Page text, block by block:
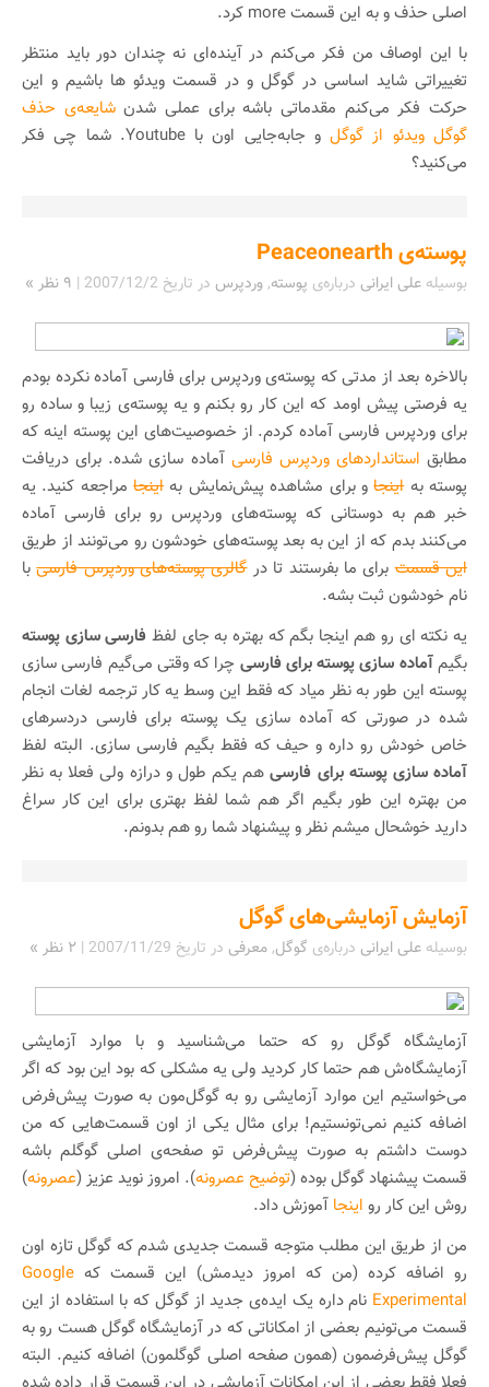
اصلی حذف و به این قسمت more کرد.
با این اوصاف من فکر می‌کنم در آینده‌ای نه چندان دور باید منتظر
تغییراتی شاید اساسی در گوگل و در قسمت ویدئو ها باشیم و این
حرکت فکر می‌کنم مقدماتی باشه برای عملی شدنشایعه‌ی حذف
گوگل ویدئو از گوگل
و جابه‌جایی اون با Youtube. شما چی فکر
می‌کنید؟
پوسته‌ی Peaceonearth
بوسیله علی ایرانی درباره‌ی پوسته,وردپرس در تاریخ 2007/12/2
| ۹ نظر »
بالاخره بعد از مدتی که پوسته‌ی وردپرس برای فارسی آماده نکرده بودم
یه فرصتی پیش اومد که این کار رو بکنم و یه پوسته‌ی زیبا و ساده رو
برای وردپرس فارسی آماده کردم. از خصوصیت‌های این پوسته اینه که
مطابق استاندارد‌های وردپرس فارسی آماده سازی شده. برای دریافت
پوسته بهاینجاو برای مشاهده پیش‌نمایش به اینجامراجعه کنید. یه
خبر هم به دوستانی که پوسته‌های وردپرس رو برای فارسی آماده
می‌کنند بدم که از این به بعد پوسته‌های خودشون رو می‌تونند از طریق
این قسمتبرای ما بفرستند تا درگالری پوسته‌های وردپرس فارسیبا
نام خودشون ثبت بشه.
یه نکته ای رو هم اینجا بگم که بهتره به جای لفظ فارسی سازی پوسته
بگیمآماده سازی پوسته برای فارسی چرا که وقتی می‌گیم فارسی سازی
پوسته این طور به نظر میاد که فقط این وسط یه کار ترجمه لغات انجام
شده در صورتی که آماده سازی یک پوسته برای فارسی دردسر‌های
خاص خودش رو داره و حیف که فقط بگیم فارسی سازی. البته لفظ
آماده سازی پوسته برای فارسی هم یکم طول و درازه ولی فعلا به نظر
من بهتره این طور بگیم اگر هم شما لفظ بهتری برای این کار سراغ
دارید خوشحال میشم نظر و پیشنهاد شما رو هم بدونم.
آزمایش آزمایشی‌های گوگل
بوسیله علی ایرانی درباره‌ی گوگل,معرفی در تاریخ 2007/11/29
| ۲ نظر »
آزمایشگاه گوگل رو که حتما می‌شناسید و با موارد آزمایشی
آزمایشگاه‌ش هم حتما کار کردید ولی یه مشکلی که بود این بود که اگر
می‌خواستیم این موارد آزمایشی رو به گوگل‌مون به صورت پیش‌فرض
اضافه کنیم نمی‌تونستیم! برای مثال یکی از اون قسمت‌هایی که من
دوست داشتم به صورت پیش‌فرض تو صفحه‌ی اصلی گوگلم باشه
قسمت پیشنهاد گوگل بوده (توضیح عصرونه). امروز نوید عزیز (عصرونه)
روش این کار رو اینجا آموزش داد.
من از طریق این مطلب متوجه قسمت جدیدی شدم که گوگل تازه اون
رو اضافه کرده (من که امروز دیدمش) این قسمت که Google
Experimental نام داره یک ایده‌‌ی جدید از گوگل که با استفاده از این
قسمت می‌تونیم بعضی از امکاناتی که در آزمایشگاه گوگل هست رو به
گوگل پیش‌فرضمون (همون صفحه اصلی گوگلمون) اضافه کنیم. البته